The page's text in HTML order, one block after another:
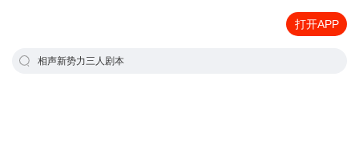
打开APP
相声新势力三人剧本